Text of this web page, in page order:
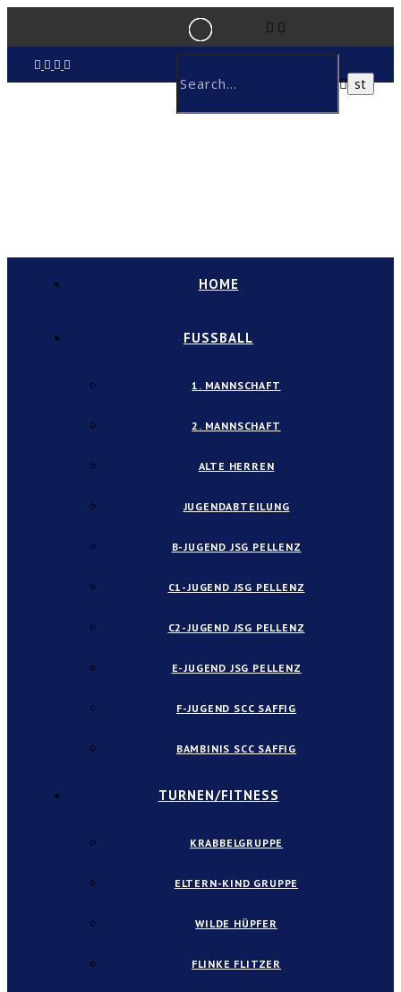
HOME
FUSSBALL
1. MANNSCHAFT
2. MANNSCHAFT
ALTE HERREN
JUGENDABTEILUNG
B-JUGEND JSG PELLENZ
C1-JUGEND JSG PELLENZ
C2-JUGEND JSG PELLENZ
E-JUGEND JSG PELLENZ
F-JUGEND SCC SAFFIG
BAMBINIS SCC SAFFIG
TURNEN/FITNESS
KRABBELGRUPPE
ELTERN-KIND GRUPPE
WILDE HÜPFER
FLINKE FLITZER